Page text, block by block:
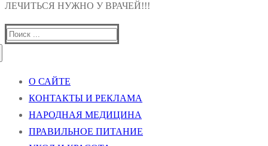
ЛЕЧИТЬСЯ НУЖНО У ВРАЧЕЙ!!!
Найти:
О САЙТЕ
КОНТАКТЫ И РЕКЛАМА
НАРОДНАЯ МЕДИЦИНА
ПРАВИЛЬНОЕ ПИТАНИЕ